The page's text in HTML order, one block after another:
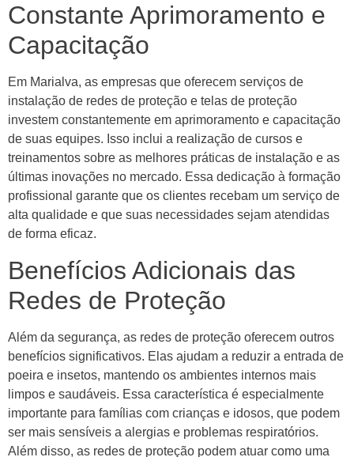
Constante Aprimoramento e
Capacitação
Em Marialva, as empresas que oferecem serviços de
instalação de redes de proteção e telas de proteção
investem constantemente em aprimoramento e capacitação
de suas equipes. Isso inclui a realização de cursos e
treinamentos sobre as melhores práticas de instalação e as
últimas inovações no mercado. Essa dedicação à formação
profissional garante que os clientes recebam um serviço de
alta qualidade e que suas necessidades sejam atendidas
de forma eficaz.
Benefícios Adicionais das
Redes de Proteção
Além da segurança, as redes de proteção oferecem outros
benefícios significativos. Elas ajudam a reduzir a entrada de
poeira e insetos, mantendo os ambientes internos mais
limpos e saudáveis. Essa característica é especialmente
importante para famílias com crianças e idosos, que podem
ser mais sensíveis a alergias e problemas respiratórios.
Além disso, as redes de proteção podem atuar como uma